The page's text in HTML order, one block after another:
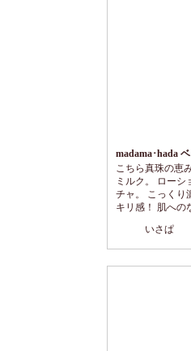
madama･hada
こちら真珠の恵
ミルク。 ロー
チャ。 こっくり
キリ感！ 肌への
ロリとしたテ
やすいので注
り柔らかな濃密
いさぱ